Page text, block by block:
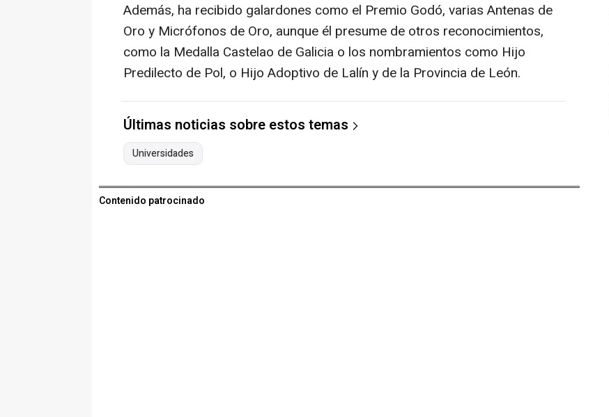
Además, ha recibido galardones como el Premio Godó, varias Antenas de
Oro y Micrófonos de Oro, aunque él presume de otros reconocimientos,
como la Medalla Castelao de Galicia o los nombramientos como Hijo
Predilecto de Pol, o Hijo Adoptivo de Lalín y de la Provincia de León.
Últimas noticias sobre estos temas
Universidades
Contenido patrocinado